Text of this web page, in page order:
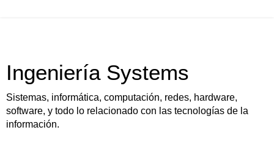
Ingeniería Systems
Sistemas, informática, computación, redes, hardware,
software, y todo lo relacionado con las tecnologías de la
información.